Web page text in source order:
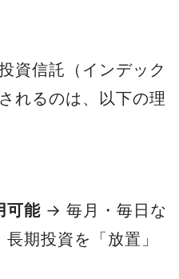
資信託（インデック
れるのは、以下の理
可能 → 毎月・毎日な
期投資を「放置」